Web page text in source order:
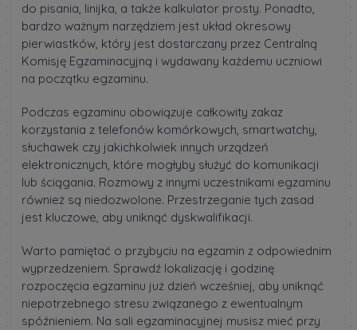
do pisania, linijka, a także kalkulator prosty. Ponadto,
bardzo ważnym narzędziem jest układ okresowy
pierwiastków, który jest dostarczany przez Centralną
Komisję Egzaminacyjną i wydawany każdemu uczniowi
na początku egzaminu.
Podczas egzaminu obowiązuje całkowity zakaz
korzystania z telefonów komórkowych, smartwatchy,
słuchawek czy jakichkolwiek innych urządzeń
elektronicznych, które mogłyby służyć do komunikacji
lub ściągania. Rozmowy z innymi uczestnikami egzaminu
również są niedozwolone. Przestrzeganie tych zasad
jest kluczowe, aby uniknąć dyskwalifikacji.
Warto pamiętać o przybyciu na egzamin z odpowiednim
wyprzedzeniem. Sprawdź lokalizację i godzinę
rozpoczęcia egzaminu już dzień wcześniej, aby uniknąć
niepotrzebnego stresu związanego z ewentualnym
spóźnieniem. Na sali egzaminacyjnej musisz mieć przy